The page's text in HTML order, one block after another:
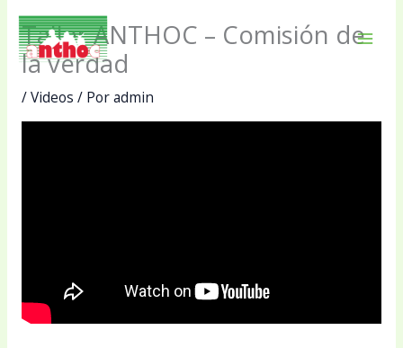
contenido
Taller ANTHOC – Comisión de
la verdad
/Videos / Poradmin